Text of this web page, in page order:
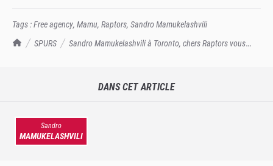
TrashTalk Actu NBA
SPURS
Sandro Mamukelashvili à Toronto, chers Raptors vous
Tags :Free agency, Mamu, Raptors, Sandro Mamukelashvili
DANS CET ARTICLE
Sandro
MAMUKELASHVILI